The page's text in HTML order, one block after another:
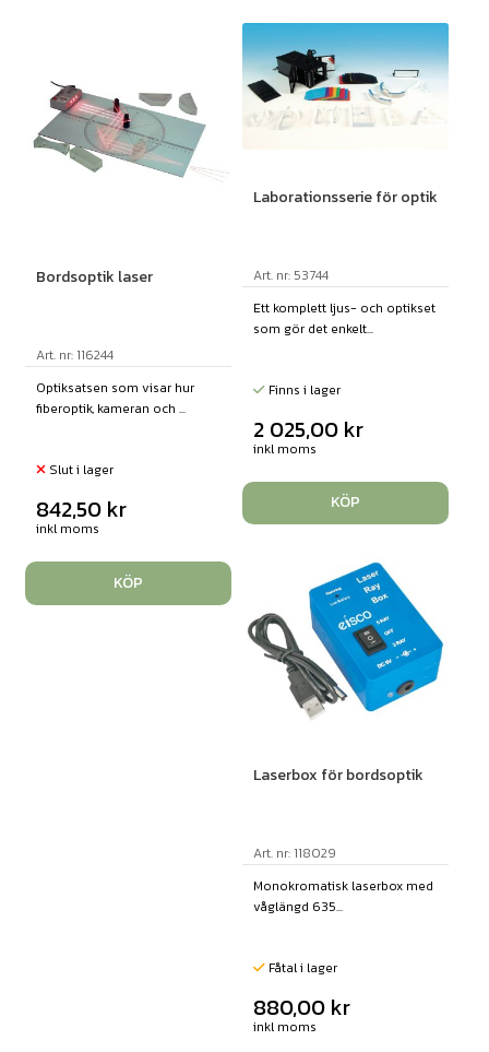
Bordsoptik laser
Art. nr: 116244
Optiksatsen som visar hur
fiberoptik, kameran och ...
Slut i lager
842,50 kr
inkl moms
KÖP
Laborationsserie för optik
Art. nr: 53744
Ett komplett ljus- och optikset
som gör det enkelt...
Finns i lager
2 025,00 kr
inkl moms
KÖP
Laserbox för bordsoptik
Art. nr: 118029
Monokromatisk laserbox med
våglängd 635...
Fåtal i lager
880,00 kr
inkl moms